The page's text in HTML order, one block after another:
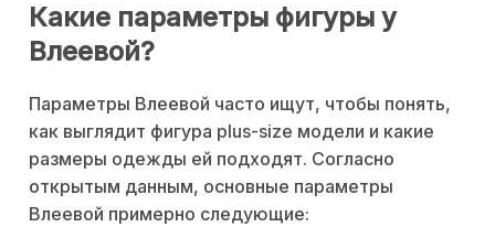
Какие параметры фигуры у
Влеевой?
Параметры Влеевой часто ищут, чтобы понять,
как выглядит фигура plus-size модели и какие
размеры одежды ей подходят. Согласно
открытым данным, основные параметры
Влеевой примерно следующие: